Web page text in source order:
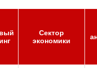
Сектор
экономики